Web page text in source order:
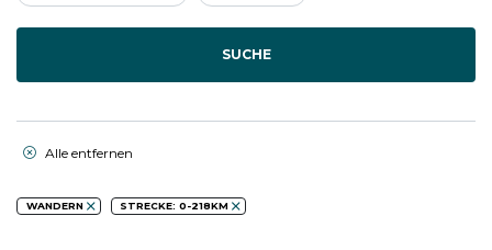
SUCHE
Alle entfernen
WANDERN STRECKE: 0-218KM